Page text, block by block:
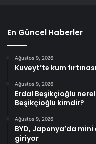
En Güncel Haberler
Ağustos 9, 2026
Kuveyt’te kum
Ağustos 9, 2026
Erdal Beşikçioğlu
Beşikçioğlu kimdir?
Ağustos 9, 2026
BYD, Japonya’da
giriyor